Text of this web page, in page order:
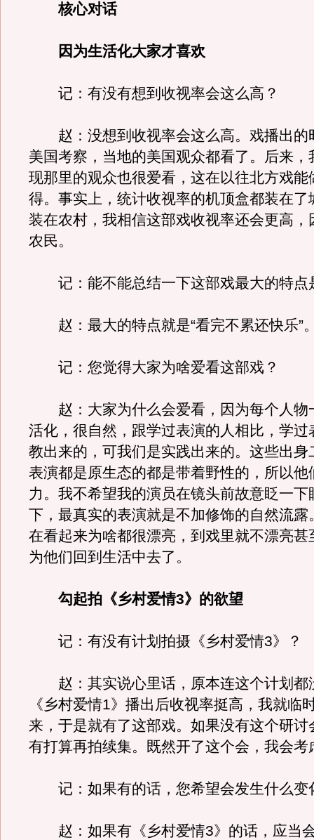
核心对话
因为生活化大家才喜欢
记：有没有想到收视率会这么高？
赵：没想到收视率会这么高。戏播出的
美国考察，当地的美国观众都看了。后来，
现那里的观众也很爱看，这在以往北方戏能
得。事实上，统计收视率的机顶盒都装在了
装在农村，我相信这部戏收视率还会更高，
农民。
记：能不能总结一下这部戏最大的特点
赵：最大的特点就是“看完不累还快乐”
记：您觉得大家为啥爱看这部戏？
赵：大家为什么会爱看，因为每个人物
活化，很自然，跟学过表演的人相比，学过
教出来的，可我们是实践出来的。这些出身
表演都是原生态的都是带着野性的，所以他
力。我不希望我的演员在镜头前故意眨一下
下，最真实的表演就是不加修饰的自然流露
在看起来为啥都很漂亮，到戏里就不漂亮甚
为他们回到生活中去了。
勾起拍《乡村爱情3》的欲望
记：有没有计划拍摄《乡村爱情3》？
赵：其实说心里话，原本连这个计划都
《乡村爱情1》播出后收视率挺高，我就临
来，于是就有了这部戏。如果没有这个研讨
有打算再拍续集。既然开了这个会，我会考
记：如果有的话，您希望会发生什么变
赵：如果有《乡村爱情3》的话，应当